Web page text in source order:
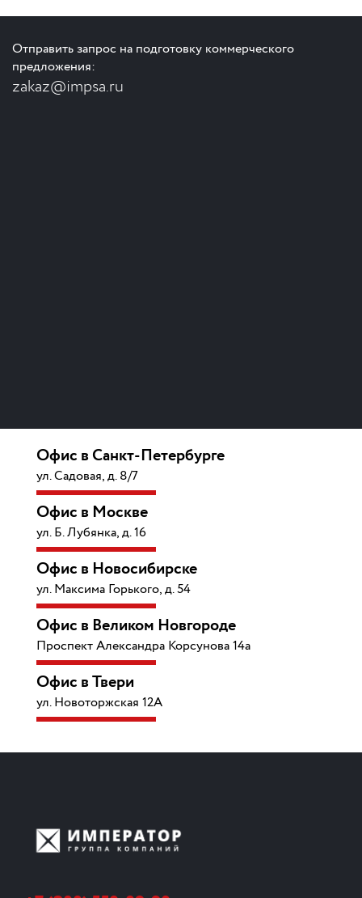
Отправить запрос на подготовку коммерческого
предложения:
zakaz@impsa.ru
Офис в Санкт-Петербурге
ул. Садовая, д. 8/7
Офис в Москве
ул. Б. Лубянка, д. 16
Офис в Новосибирске
ул. Максима Горького, д. 54
Офис в Великом Новгороде
Проспект Александра Корсунова 14а
Офис в Твери
ул. Новоторжская 12А